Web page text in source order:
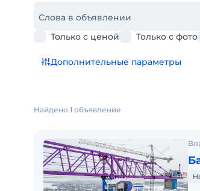
Слова в объявлении
Только с ценой
Только с фото
Дополнительные параметры
Найдено 1 объявление